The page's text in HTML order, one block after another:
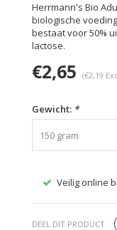
Herrmann's Bio
biologische
bestaat voor 50%
lactose.
€2,65 (€2,19
Gewicht: *
150 gram
Veilig online
DEEL DIT PRODUCT